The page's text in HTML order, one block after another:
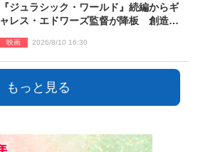
『ジュラシック・ワールド』続編からギ
ャレス・エドワーズ監督が降板 創造性
映画 2026/8/10 16:30
もっと見る